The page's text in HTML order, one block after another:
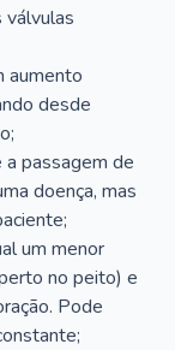
válvulas
aumento
desde
a passagem de
doença, mas
um menor
no peito) e
Pode